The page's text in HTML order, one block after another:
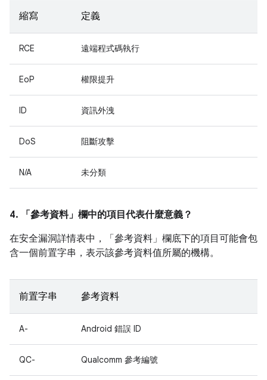
縮寫 定義
RCE 遠端程式碼執行
EoP 權限提升
ID 資訊外洩
DoS 阻斷攻擊
N/A 未分類
4. 「參考資料」 欄中的項目代表什麼意義？
在安全漏洞詳情表中，「參考資料」 欄底下的項目可能會包
含一個前置字串，表示該參考資料值所屬的機構。
前置字串 參考資料
A- Android 錯誤 ID
QC- Qualcomm 參考編號